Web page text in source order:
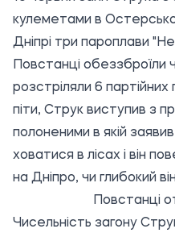
кулеметами в
Дніпрі три пароплави
Повстанці обеззброїли
розстріляли 6
піти, Струк виступив з
полоненими в якій
ховатися в лісах і він
на Дніпро, чи глибокий
Повстанці
Чисельність загону